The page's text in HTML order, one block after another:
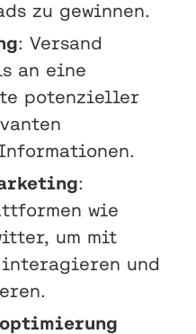
zu gewinnen.
: Versand
an eine
potenzieller
:
wie
um mit
und